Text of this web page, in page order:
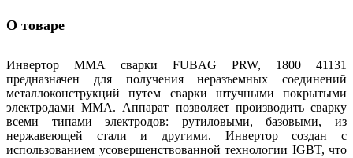
О товаре
Инвертор ММА сварки FUBAG PRW, 1800 41131
предназначен для получения неразъемных соединений
металлоконструкций путем сварки штучными покрытыми
электродами MMA. Аппарат позволяет производить сварку
всеми типами электродов: рутиловыми, базовыми, из
нержавеющей стали и другими. Инвертор создан с
использованием усовершенствованной технологии IGBT, что